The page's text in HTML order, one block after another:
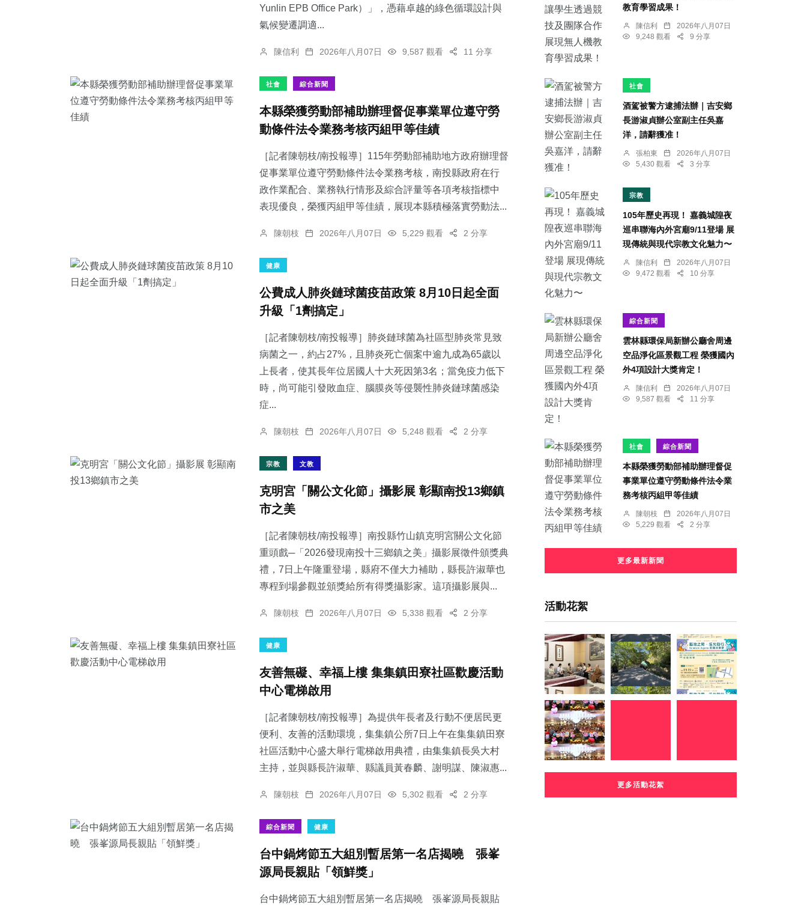
Yunlin EPB Office Park）」，憑藉卓越的綠色循環設計與
氣候變遷調適...
陳信利 2026年八月07日 9,587 觀看 11 分享
社會 綜合新聞
本縣榮獲勞動部補助辦理督促事業單位遵守勞
動條件法令業務考核丙組甲等佳績
［記者陳朝枝/南投報導］115年勞動部補助地方政府辦理督
促事業單位遵守勞動條件法令業務考核，南投縣政府在行
政作業配合、業務執行情形及綜合評量等各項考核指標中
表現優良，榮獲丙組甲等佳績，展現本縣積極落實勞動法...
陳朝枝 2026年八月07日 5,229 觀看 2 分享
健康
公費成人肺炎鏈球菌疫苗政策 8月10日起全面
升級「1劑搞定」
［記者陳朝枝/南投報導］肺炎鏈球菌為社區型肺炎常見致
病菌之一，約占27%，且肺炎死亡個案中逾九成為65歲以
上長者，使其長年位居國人十大死因第3名；當免疫力低下
時，尚可能引發敗血症、腦膜炎等侵襲性肺炎鏈球菌感染
症...
陳朝枝 2026年八月07日 5,248 觀看 2 分享
宗教 文教
克明宮「關公文化節」攝影展 彰顯南投13鄉鎮
市之美
［記者陳朝枝/南投報導］南投縣竹山鎮克明宮關公文化節
重頭戲─「2026發現南投十三鄉鎮之美」攝影展徵件頒獎典
禮，7日上午隆重登場，縣府不僅大力補助，縣長許淑華也
專程到場參觀並頒獎給所有得獎攝影家。這項攝影展與...
陳朝枝 2026年八月07日 5,338 觀看 2 分享
健康
友善無礙、幸福上樓 集集鎮田寮社區歡慶活動
中心電梯啟用
［記者陳朝枝/南投報導］為提供年長者及行動不便居民更
便利、友善的活動環境，集集鎮公所7日上午在集集鎮田寮
社區活動中心盛大舉行電梯啟用典禮，由集集鎮長吳大村
主持，並與縣長許淑華、縣議員黃春麟、謝明謀、陳淑惠...
陳朝枝 2026年八月07日 5,302 觀看 2 分享
綜合新聞 健康
台中鍋烤節五大組別暫居第一名店揭曉 張峯
源局長親貼「領鮮獎」
台中鍋烤節五大組別暫居第一名店揭曉 張峯源局長親貼
教育學習成果！
陳信利
2026年八月07日
9,248 觀看
9 分享
社會
酒駕被警方逮捕法辦｜吉安鄉
長游淑貞辦公室副主任吳嘉
洋，請辭獲准！
張柏東
2026年八月07日
5,430 觀看
3 分享
宗教
105年歷史再現！ 嘉義城隍夜
巡串聯海內外宮廟9/11登場 展
現傳統與現代宗教文化魅力〜
陳信利
2026年八月07日
9,472 觀看
10 分享
綜合新聞
雲林縣環保局新辦公廳舍周邊
空品淨化區景觀工程 榮獲國內
外4項設計大獎肯定！
陳信利
2026年八月07日
9,587 觀看
11 分享
社會 綜合新聞
本縣榮獲勞動部補助辦理督促
事業單位遵守勞動條件法令業
務考核丙組甲等佳績
陳朝枝
2026年八月07日
5,229 觀看
2 分享
更多最新新聞
活動花絮
更多活動花絮